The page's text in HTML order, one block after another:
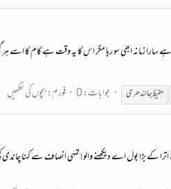
ابھی سو رہا مگر اس کا یہ وقت ہے کام کا اسے ہر
حفیظ جالندھری جوابات: 0 فورم:بچوں کی نظمیں
اترا کے بڑا بول اے دیکھنے والو! تمہی انصاف سے کہنا